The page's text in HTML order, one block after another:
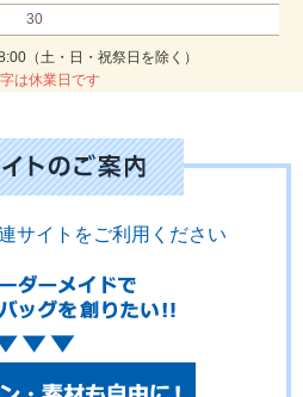
30
（土・日・祝祭日を除く）
は休業日です
サイトをご利用ください